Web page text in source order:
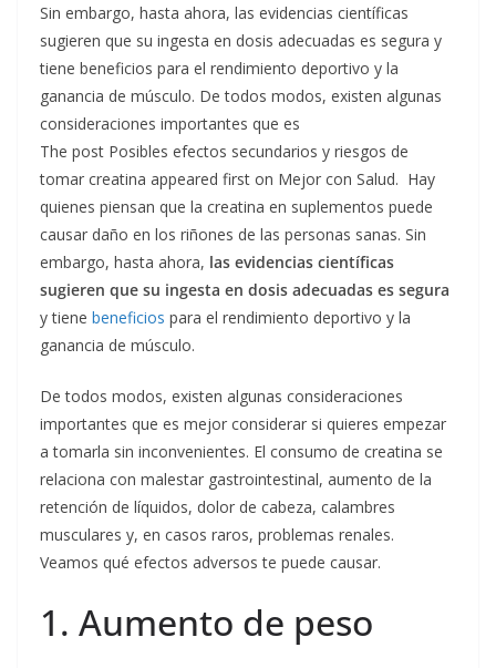
Sin embargo, hasta ahora, las evidencias científicas
sugieren que su ingesta en dosis adecuadas es segura y
tiene beneficios para el rendimiento deportivo y la
ganancia de músculo. De todos modos, existen algunas
consideraciones importantes que es
The post Posibles efectos secundarios y riesgos de
tomar creatina appeared first on Mejor con Salud. Hay
quienes piensan que la creatina en suplementos puede
causar daño en los riñones de las personas sanas. Sin
embargo, hasta ahora, las evidencias científicas
sugieren que su ingesta en dosis adecuadas es segura
y tiene beneficios para el rendimiento deportivo y la
ganancia de músculo.
De todos modos, existen algunas consideraciones
importantes que es mejor considerar si quieres empezar
a tomarla sin inconvenientes. El consumo de creatina se
relaciona con malestar gastrointestinal, aumento de la
retención de líquidos, dolor de cabeza, calambres
musculares y, en casos raros, problemas renales.
Veamos qué efectos adversos te puede causar.
1. Aumento de peso